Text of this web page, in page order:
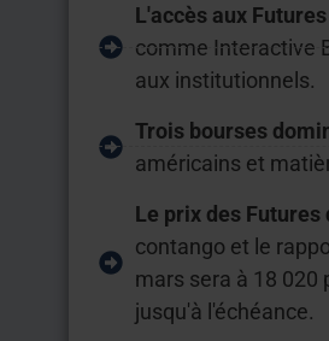
L'accès aux
comme Interactive
aux institutionnels.
Trois bourses
américains et
Le prix des Futures
contango et le
mars sera à 18 020
jusqu'à l'échéance.